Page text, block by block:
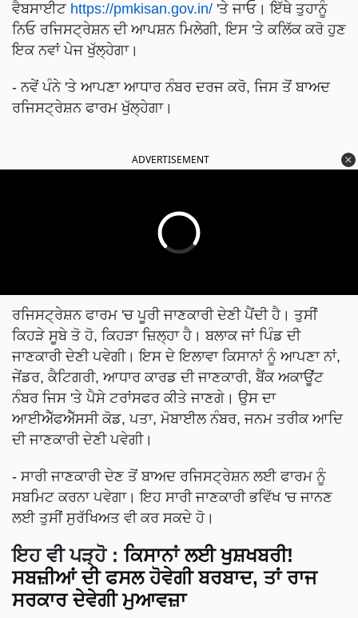
ਵੈਬਸਾਈਟ https://pmkisan.gov.in/ 'ਤੇ ਜਾਓ। ਇੱਥੇ ਤੁਹਾਨੂੰ
ਨਿਓ ਰਜਿਸਟ੍ਰੇਸ਼ਨ ਦੀ ਆਪਸ਼ਨ ਮਿਲੇਗੀ, ਇਸ 'ਤੇ ਕਲਿੱਕ ਕਰੋ ਹੁਣ
ਇਕ ਨਵਾਂ ਪੇਜ ਖੁੱਲ੍ਹੇਗਾ।
- ਨਵੇਂ ਪੰਨੇ 'ਤੇ ਆਪਣਾ ਆਧਾਰ ਨੰਬਰ ਦਰਜ ਕਰੋ, ਜਿਸ ਤੋਂ ਬਾਅਦ
ਰਜਿਸਟ੍ਰੇਸ਼ਨ ਫਾਰਮ ਖੁੱਲ੍ਹੇਗਾ।
ADVERTISEMENT
ਰਜਿਸਟ੍ਰੇਸ਼ਨ ਫਾਰਮ 'ਚ ਪੂਰੀ ਜਾਣਕਾਰੀ ਦੇਣੀ ਪੈਂਦੀ ਹੈ। ਤੁਸੀਂ
ਕਿਹੜੇ ਸੂਬੇ ਤੋ ਹੋ, ਕਿਹੜਾ ਜ਼ਿਲ੍ਹਾ ਹੈ। ਬਲਾਕ ਜਾਂ ਪਿੰਡ ਦੀ
ਜਾਣਕਾਰੀ ਦੇਣੀ ਪਵੇਗੀ। ਇਸ ਦੇ ਇਲਾਵਾ ਕਿਸਾਨਾਂ ਨੂੰ ਆਪਣਾ ਨਾਂ,
ਜੇਂਡਰ, ਕੈਟਿਗਰੀ, ਆਧਾਰ ਕਾਰਡ ਦੀ ਜਾਣਕਾਰੀ, ਬੈਂਕ ਅਕਾਊਂਟ
ਨੰਬਰ ਜਿਸ 'ਤੇ ਪੈਸੇ ਟਰਾਂਸਫਰ ਕੀਤੇ ਜਾਣਗੇ। ਉਸ ਦਾ
ਆਈਐੱਫਐੱਸਸੀ ਕੋਡ, ਪਤਾ, ਮੋਬਾਈਲ ਨੰਬਰ, ਜਨਮ ਤਰੀਕ ਆਦਿ
ਦੀ ਜਾਣਕਾਰੀ ਦੇਣੀ ਪਵੇਗੀ।
- ਸਾਰੀ ਜਾਣਕਾਰੀ ਦੇਣ ਤੋਂ ਬਾਅਦ ਰਜਿਸਟ੍ਰੇਸ਼ਨ ਲਈ ਫਾਰਮ ਨੂੰ
ਸਬਮਿਟ ਕਰਨਾ ਪਵੇਗਾ। ਇਹ ਸਾਰੀ ਜਾਣਕਾਰੀ ਭਵਿੱਖ 'ਚ ਜਾਨਣ
ਲਈ ਤੁਸੀਂ ਸੁਰੱਖਿਅਤ ਵੀ ਕਰ ਸਕਦੇ ਹੋ।
ਇਹ ਵੀ ਪੜ੍ਹੋ :ਕਿਸਾਨਾਂ ਲਈ ਖੁਸ਼ਖਬਰੀ!
ਸਬਜ਼ੀਆਂ ਦੀ ਫਸਲ ਹੋਵੇਗੀ ਬਰਬਾਦ, ਤਾਂ ਰਾਜ
ਸਰਕਾਰ ਦੇਵੇਗੀ ਮੁਆਵਜ਼ਾ